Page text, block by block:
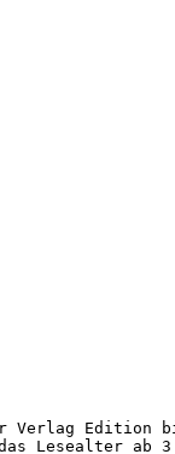
der Verlag
Lesealter ab